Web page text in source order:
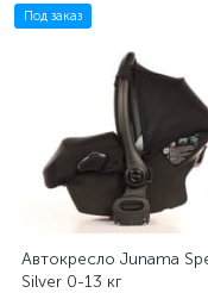
Под заказ
Автокресло Junama
Silver 0-13 кг